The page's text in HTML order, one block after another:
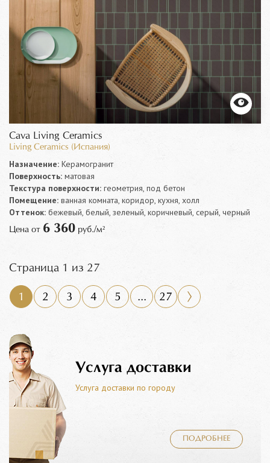
Cava Living Ceramics
Living Ceramics (Испания)
Назначение: Керамогранит
Поверхность: матовая
Текстура поверхности: геометрия, под бетон
Помещение: ванная комната, коридор, кухня, холл
Оттенок: бежевый, белый, зеленый, коричневый, серый, черный
Цена от 6 360 руб./м²
Страница 1 из 27
1 2 3 4 5 ... 27
Услуга доставки
Услуга доставки по городу
ПОДРОБНЕЕ